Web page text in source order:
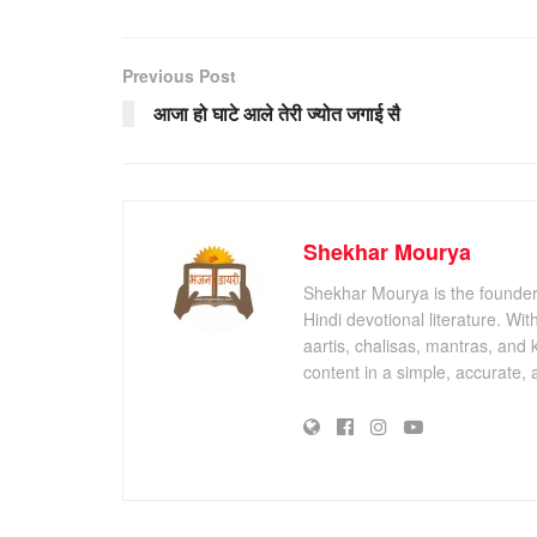
Previous Post
आजा हो घाटे आले तेरी ज्योत जगाई सै
Shekhar Mourya
Shekhar Mourya is the
Hindi devotional literature.
aartis, chalisas, mantras, and
content in a simple, accurate,